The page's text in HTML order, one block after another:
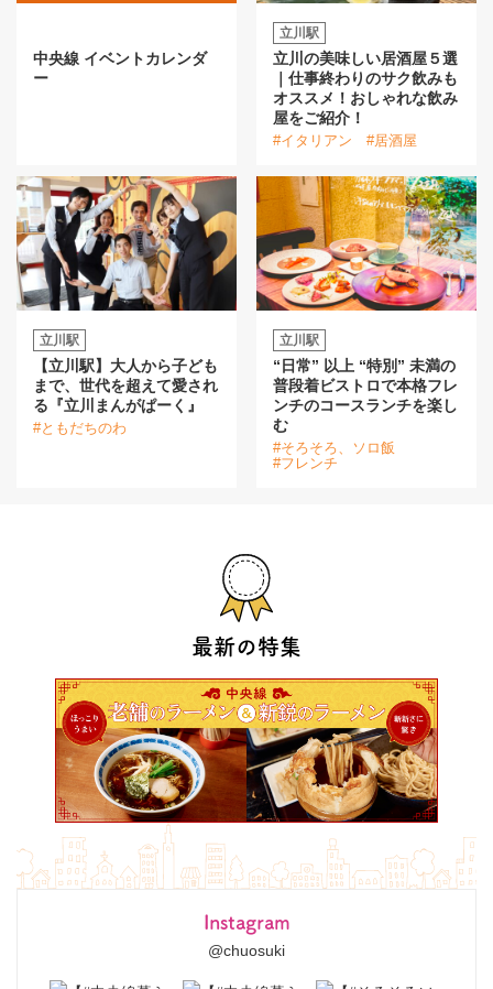
最新の特集
Instagram
@chuosuki
中央線 イベントカレンダ
ー
立川駅
立川の美味しい居酒屋５選
｜仕事終わりのサク飲みも
オススメ！おしゃれな飲み
屋をご紹介！
#イタリアン #居酒屋
立川駅
【立川駅】大人から子ども
まで、世代を超えて愛され
る『立川まんがぱーく』
#ともだちのわ
立川駅
“日常” 以上 “特別” 未満の
普段着ビストロで本格フレ
ンチのコースランチを楽し
む
#そろそろ、ソロ飯
#フレンチ